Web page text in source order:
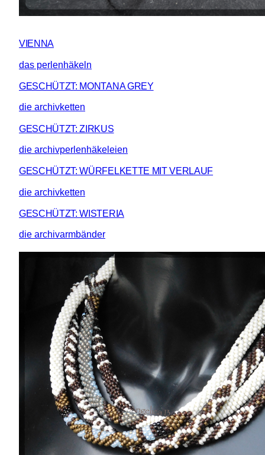
VIENNA
das perlenhäkeln
GESCHÜTZT: MONTANA GREY
die archivketten
GESCHÜTZT: ZIRKUS
die archivperlenhäkeleien
GESCHÜTZT: WÜRFELKETTE MIT VERLAUF
die archivketten
GESCHÜTZT: WISTERIA
die archivarmbänder